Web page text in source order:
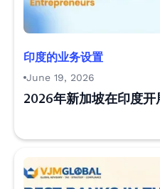
印度的业务设置
June 19, 2026
2026年新加坡在印度开